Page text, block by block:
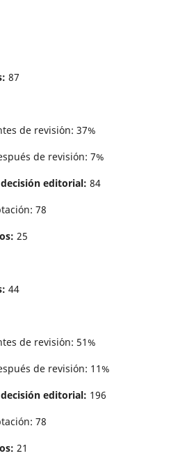
87
de revisi´on: 37%
de revisión: 7%
editorial: 84
78
25
44
de revisi´on: 51%
de revisión: 11%
editorial: 196
78
21